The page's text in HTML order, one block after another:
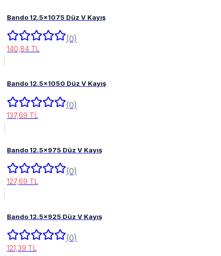
Bando 12.5x1075 Düz V Kayış
(0)
140,84 TL
Bando 12.5x1050 Düz V Kayış
(0)
137,69 TL
Bando 12.5x975 Düz V Kayış
(0)
127,69 TL
Bando 12.5x925 Düz V Kayış
(0)
121,39 TL